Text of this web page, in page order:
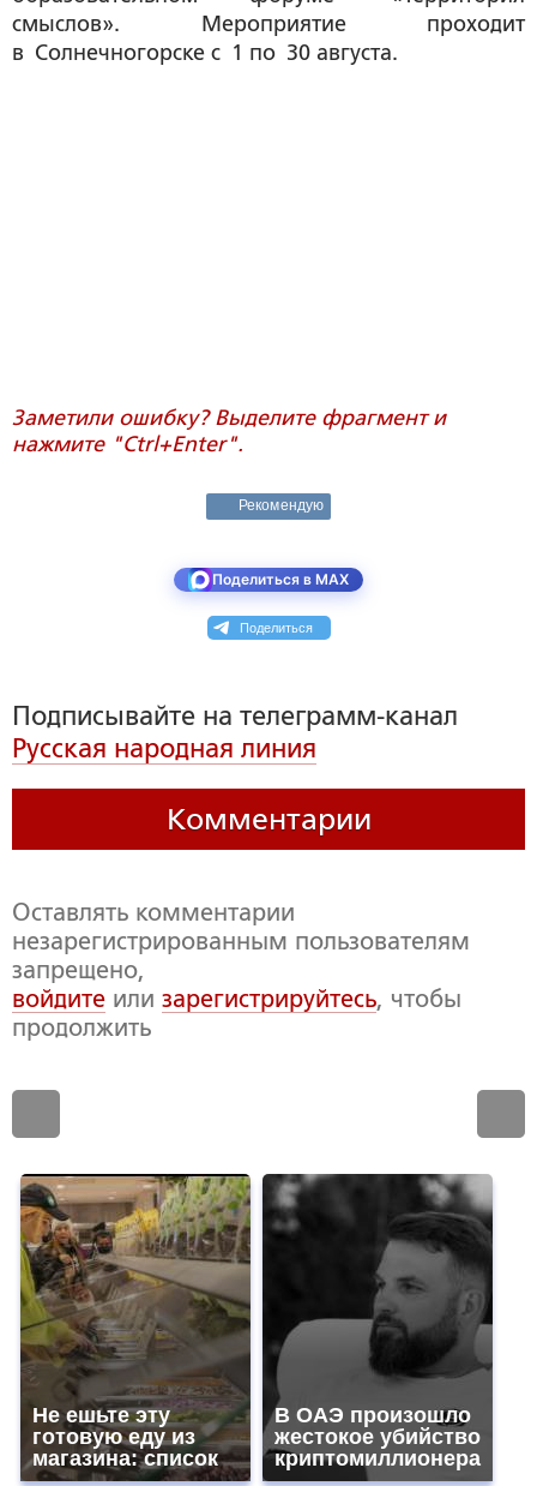
смыслов». Мероприятие проходит
в Солнечногорске с 1 по 30 августа.
Заметили ошибку? Выделите фрагмент и
нажмите "Ctrl+Enter".
Рекомендую
Поделиться в MAX
Поделиться
Подписывайте на телеграмм-канал
Русская народная линия
Комментарии
Оставлять комментарии
незарегистрированным пользователям
запрещено,
войдите или зарегистрируйтесь, чтобы
продолжить
Не ешьте эту
готовую еду из
магазина: список
В ОАЭ произошло
жестокое убийство
криптомиллионера